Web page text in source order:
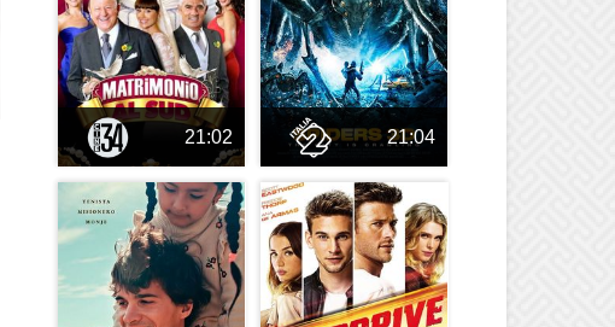
21:02 21:04